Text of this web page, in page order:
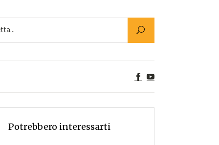
Utility
Alimenti
Rumors
Potrebbero interessarti